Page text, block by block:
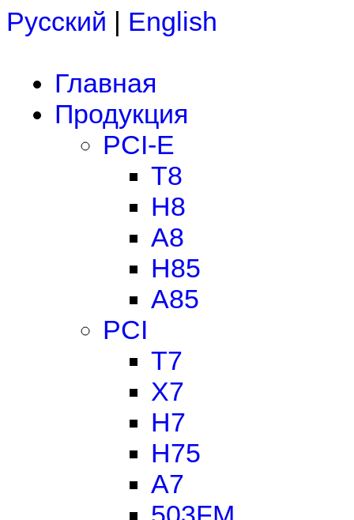
Русский | English
Главная
Продукция
PCI-E
T8
H8
A8
H85
A85
PCI
T7
X7
H7
H75
A7